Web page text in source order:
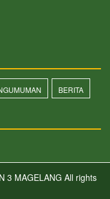
BERITA
3 MAGELANG All rights